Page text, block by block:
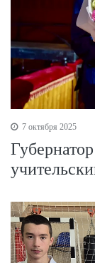
7 октября 2025